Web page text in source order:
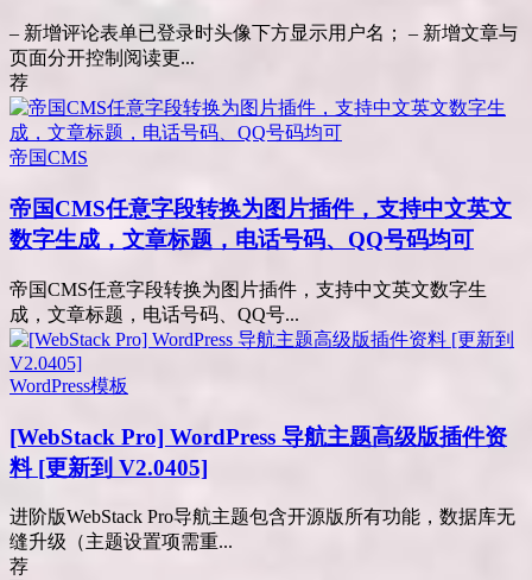
– 新增评论表单已登录时头像下方显示用户名； – 新增文章与
页面分开控制阅读更...
荐
帝国CMS
帝国CMS任意字段转换为图片插件，支持中文英文
数字生成，文章标题，电话号码、QQ号码均可
帝国CMS任意字段转换为图片插件，支持中文英文数字生
成，文章标题，电话号码、QQ号...
WordPress模板
[WebStack Pro] WordPress 导航主题高级版插件资
料 [更新到 V2.0405]
进阶版WebStack Pro导航主题包含开源版所有功能，数据库无
缝升级（主题设置项需重...
荐